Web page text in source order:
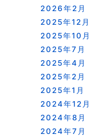
2026年2月
2025年12月
2025年10月
2025年7月
2025年4月
2025年2月
2025年1月
2024年12月
2024年8月
2024年7月